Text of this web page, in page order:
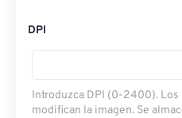
DPI
Introduzca DPI (0-2400). Los
modifican la imagen. Se